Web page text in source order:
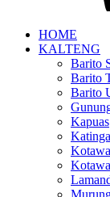
HOME
KALTENG
Barito
Barito
Barito
Kapuas